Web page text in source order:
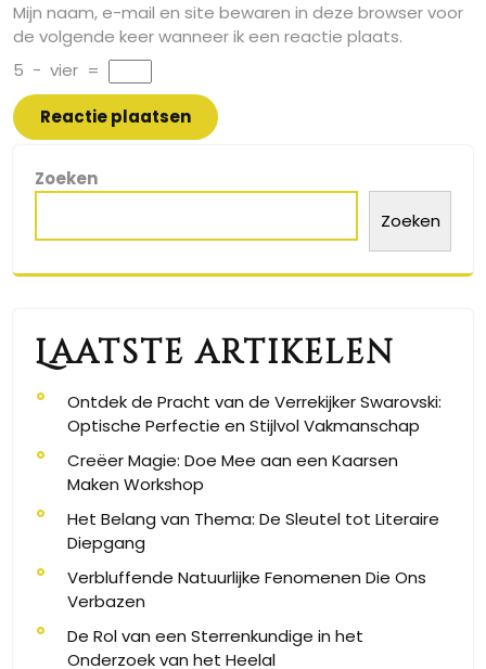
Mijn naam, e-mail en site bewaren in deze browser voor
de volgende keer wanneer ik een reactie plaats.
5 − vier =
Zoeken
Zoeken
Laatste artikelen
Ontdek de Pracht van de Verrekijker Swarovski:
Optische Perfectie en Stijlvol Vakmanschap
Creëer Magie: Doe Mee aan een Kaarsen
Maken Workshop
Het Belang van Thema: De Sleutel tot Literaire
Diepgang
Verbluffende Natuurlijke Fenomenen Die Ons
Verbazen
De Rol van een Sterrenkundige in het
Onderzoek van het Heelal